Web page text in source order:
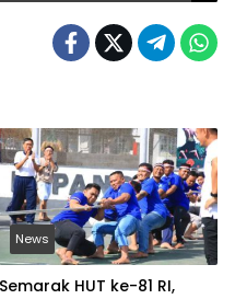
News
Semarak HUT ke-81 RI,